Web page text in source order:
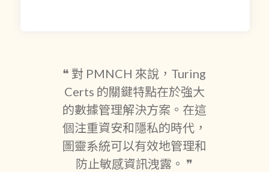
❝ 對 PMNCH 來說，Turing
Certs 的關鍵特點在於強大
的數據管理解決方案。在這
個注重資安和隱私的時代，
圖靈系統可以有效地管理和
防止敏感資訊洩露。 ❞